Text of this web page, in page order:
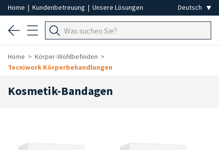
Home | Kundenbetreuung | Unsere Lösungen
Home
Körper-Wohlbefinden
Tecniwork Körperbehandlungen
Kosmetik-Bandagen